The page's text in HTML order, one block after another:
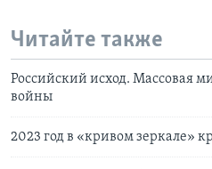
Читайте также
Российский исход. Массовая
войны
2023 год в «кривом зеркале»